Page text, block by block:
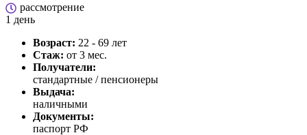
рассмотрение
1 день
Возраст: 22 - 69 лет
Стаж: от 3 мес.
Получатели:
стандартные / пенсионеры
Выдача:
наличными
Документы:
паспорт РФ